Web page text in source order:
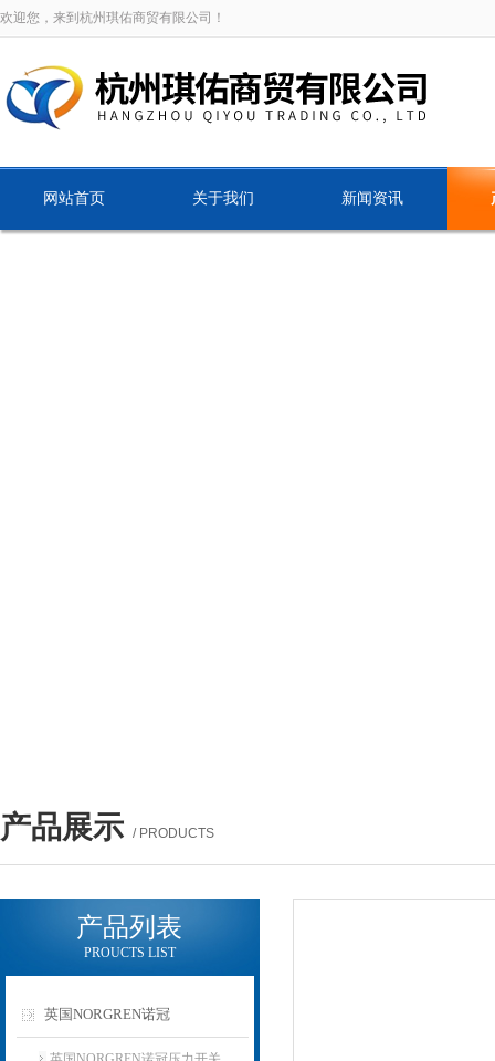
欢迎您，来到杭州琪佑商贸有限公司！
网站首页 关于我们 新闻资讯
产品展示 / PRODUCTS
产品列表
PROUCTS LIST
英国NORGREN诺冠